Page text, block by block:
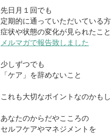
先日月１回でも
定期的に通っていただいている
症状や状態の変化が見られたこ
メルマガで報告致しました
少しずつでも
「ケア」を辞めないこと
これも大切なポイントなのかも
あなたのからだやこころの
セルフケアやマネジメントを